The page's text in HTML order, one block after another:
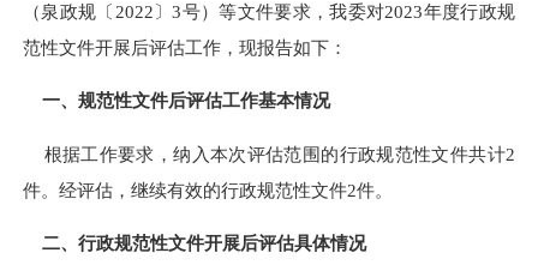
（泉政规〔 2022〕3号）等文件要求，我委对2023年度行政规
范性文件开展后评估工作，现报告如下：
一、规范性文件后评估工作基本情况
根据工作要求，纳入本次评估范围的行政规范性文件共计2
件。 经评估，继续有效的行政规范性文件2件。
二、行政规范性文件开展后评估具体情况